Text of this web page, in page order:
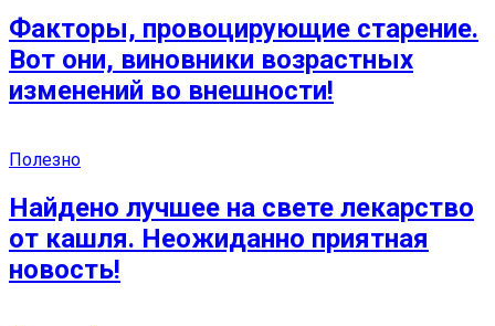
Факторы, провоцирующие старение.
Вот они, виновники возрастных
изменений во внешности!
Полезно
Найдено лучшее на свете лекарство
от кашля. Неожиданно приятная
новость!